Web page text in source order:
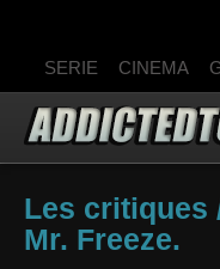
SERIE CINEMA
Les critiques
Mr. Freeze.